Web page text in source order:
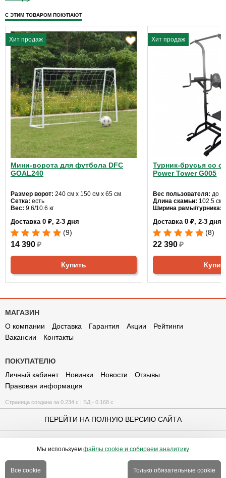
Купить сейчас В корзину
С ЭТИМ ТОВАРОМ ПОКУПАЮТ
Хит продаж
Мини-ворота для футбола DFC
GOAL240
Размер ворот: 240 см х 150 см х 65 см
Сетка: есть
Вес: 9.6/10.6 кг
Доставка 0 ₽, 2-3 дня
(9)
14 390₽
Купить
Хит продаж
Турник-брусья со
Power Tower G005
Вес пользователя: до
Длина скамьи: 102.5 см
Ширина рамы/турника:
Доставка 0 ₽, 2-3 дня
(8)
22 390 ₽
МАГАЗИН
О компании
Доставка Гарантия Акции
Рейтинги
Вакансии
Контакты
ПОКУПАТЕЛЮ
Личный кабинет
Новинки Новости
Отзывы
Правовая информация
Страница создана за 0.234 с | БД - 0.168 с
ПЕРЕЙТИ НА ПОЛНУЮ ВЕРСИЮ САЙТА
Мы используем файлы cookie и собираем аналитику
Все cookie Только обязательные cookie